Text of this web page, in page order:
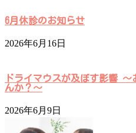
6月休診のお知らせ
2026年6月16日
ドライマウスが及ぼす影響
んか？～
2026年6月9日